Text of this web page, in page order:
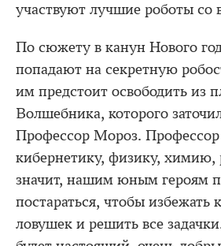
участвуют лучшие роботы со
По сюжету в канун Нового
попадают на секретную
им предстоит освободить из
Волшебника, которого
Профессор Мороз.
кибернетику, физику, химию,
значит, нашим юным героям
постараться, чтобы избежать
ловушек и решить все